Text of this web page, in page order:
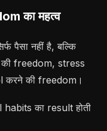
का महत्व
पैसा नहीं है, बल्कि
freedom, stress
करने की freedom।
का result होती